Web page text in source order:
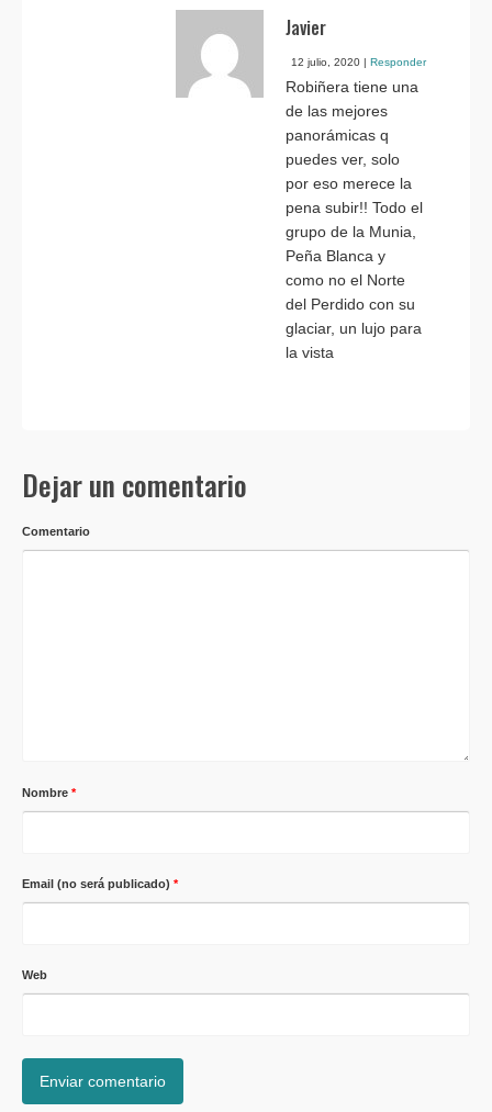
Javier
12 julio, 2020 | Responder
Robiñera tiene una
de las mejores
panorámicas q
puedes ver, solo
por eso merece la
pena subir!! Todo el
grupo de la Munia,
Peña Blanca y
como no el Norte
del Perdido con su
glaciar, un lujo para
la vista
Dejar un comentario
Comentario
Nombre *
Email (no será publicado) *
Web